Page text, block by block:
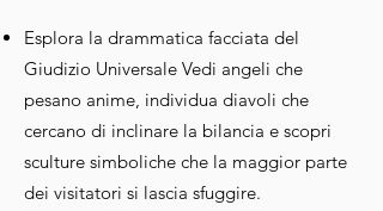
Esplora la drammatica facciata del
Giudizio Universale Vedi angeli che
pesano anime, individua diavoli che
cercano di inclinare la bilancia e scopri
sculture simboliche che la maggior parte
dei visitatori si lascia sfuggire.